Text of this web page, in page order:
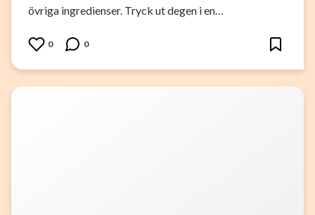
övriga ingredienser. Tryck ut degen i en…
0 0